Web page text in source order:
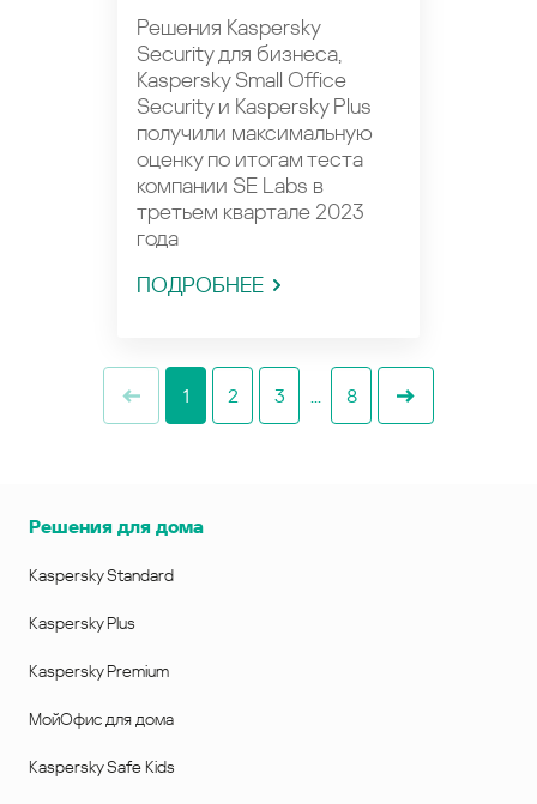
Решения Kaspersky
Security для бизнеса,
Kaspersky Small Office
Security и Kaspersky Plus
получили максимальную
оценку по итогам теста
компании SE Labs в
третьем квартале 2023
года
ПОДРОБНЕЕ
1 2 3 8
Решения для дома
Kaspersky Standard
Kaspersky Plus
Kaspersky Premium
МойОфис для дома
Kaspersky Safe Kids